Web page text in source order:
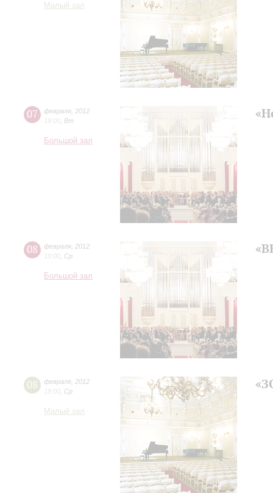
Малый зал
07 февраля 2012
19:00 Вт
Большой зал
08 февраля 2012
19:00 Ср
Большой зал
08 февраля 2012
19:00 Ср
Малый зал